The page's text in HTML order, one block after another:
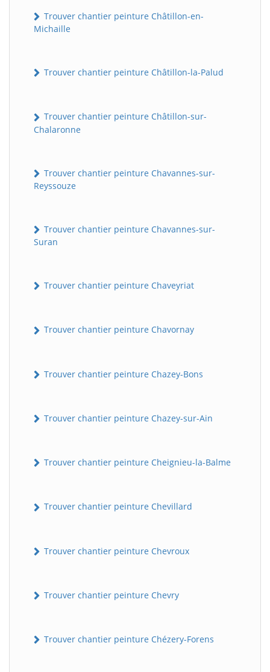
Trouver chantier peinture Châtillon-en-
Michaille
Trouver chantier peinture Châtillon-la-Palud
Trouver chantier peinture Châtillon-sur-
Chalaronne
Trouver chantier peinture Chavannes-sur-
Reyssouze
Trouver chantier peinture Chavannes-sur-
Suran
Trouver chantier peinture Chaveyriat
Trouver chantier peinture Chavornay
Trouver chantier peinture Chazey-Bons
Trouver chantier peinture Chazey-sur-Ain
Trouver chantier peinture Cheignieu-la-Balme
Trouver chantier peinture Chevillard
Trouver chantier peinture Chevroux
Trouver chantier peinture Chevry
Trouver chantier peinture Chézery-Forens